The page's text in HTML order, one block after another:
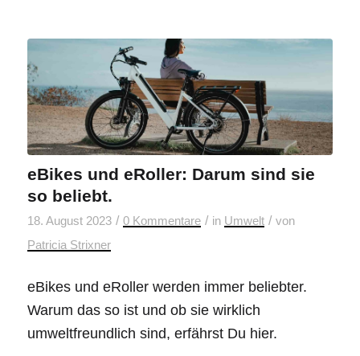
eBikes und eRoller: Darum sind sie
so beliebt.
18. August 2023 / 0 Kommentare / in Umwelt / von
Patricia Strixner
eBikes und eRoller werden immer beliebter.
Warum das so ist und ob sie wirklich
umweltfreundlich sind, erfährst Du hier.